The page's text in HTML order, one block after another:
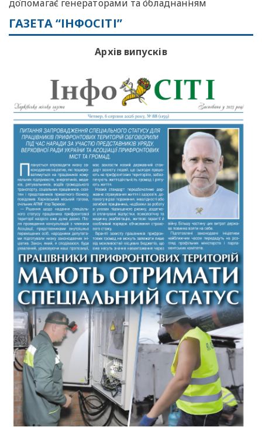
допомагає генераторами та обладнанням
ГАЗЕТА “ІНФОСІТІ”
Архів випусків